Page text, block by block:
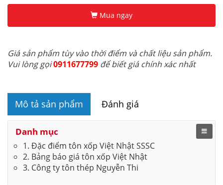
Mua ngay
Giá sản phẩm tùy vào thời điểm và chất liệu sản phẩm.
Vui lòng gọi0911677799 để biết giá chính xác nhất
Mô tả sản phẩm Đánh giá
Danh mục
1. Đặc điểm tôn xốp Việt Nhật SSSC
2. Bảng báo giá tôn xốp Việt Nhật
3. Công ty tôn thép Nguyễn Thi